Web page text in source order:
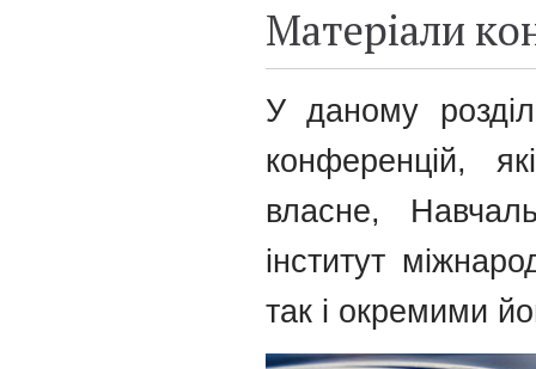
Матеріали
У даному
конференцій,
власне,
інститут
так і окремими